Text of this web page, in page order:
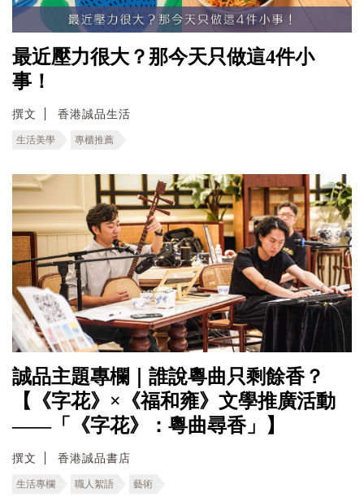
最近壓力很大？那今天只做這4件小
事！
撰文 香港誠品生活
生活美學 專櫃推薦
誠品主題專欄｜誰說粵曲只剩餘香？
【《字花》×《福和雍》文學推廣活動
——「《字花》：粵曲尋香」】
撰文 香港誠品書店
生活專欄 職人絮語 藝術